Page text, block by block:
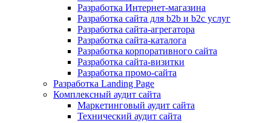
Разработка Интернет-магазина
Разработка сайта для b2b и b2c услуг
Разработка сайта-агрегатора
Разработка сайта-каталога
Разработка корпоративного сайта
Разработка сайта-визитки
Разработка промо-сайта
Разработка Landing Page
Комплексный аудит сайта
Маркетинговый аудит сайта
Технический аудит сайта